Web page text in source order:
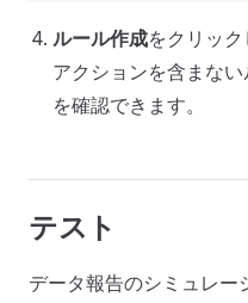
ルール作成をクリック
アクションを含まな
を確認できます。
テスト
データ報告のシミュレー